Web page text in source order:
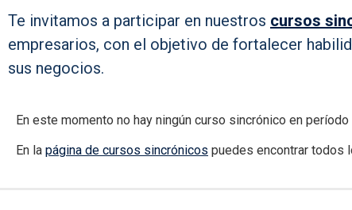
Te invitamos a participar en nuestros cursos
empresarios, con el objetivo de fortalecer
sus negocios.
En este momento no hay ningún curso sincrónico en
En la página de cursos sincrónicos puedes encontrar todos